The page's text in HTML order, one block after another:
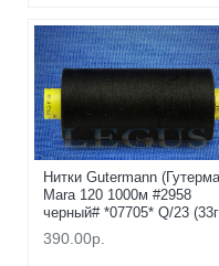
Нитки Gutermann
Mara 120 1000м #2958
черный# *07705* Q/23
390.00р.